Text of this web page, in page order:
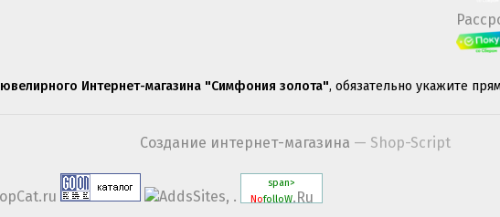
ювелирного Интернет-магазина "Симфония золота", обязательно укажите
Создание интернет-магазина — Shop-Script
span>
NofolloW.Ru